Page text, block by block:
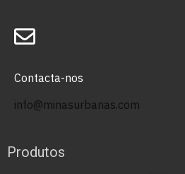
Contacta-nos
info@minasurbanas.com
Produtos